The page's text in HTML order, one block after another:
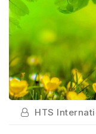
HTS